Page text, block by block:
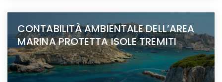
CONTABILITÀ AMBIENTALE DELL’AREA
MARINA PROTETTA ISOLE TREMITI